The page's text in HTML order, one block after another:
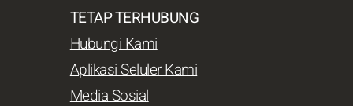
TETAP TERHUBUNG
Hubungi Kami
Aplikasi Seluler Kami
Media Sosial